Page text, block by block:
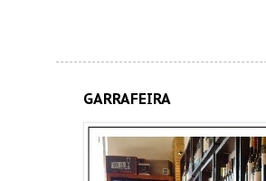
GARRAFEIRA